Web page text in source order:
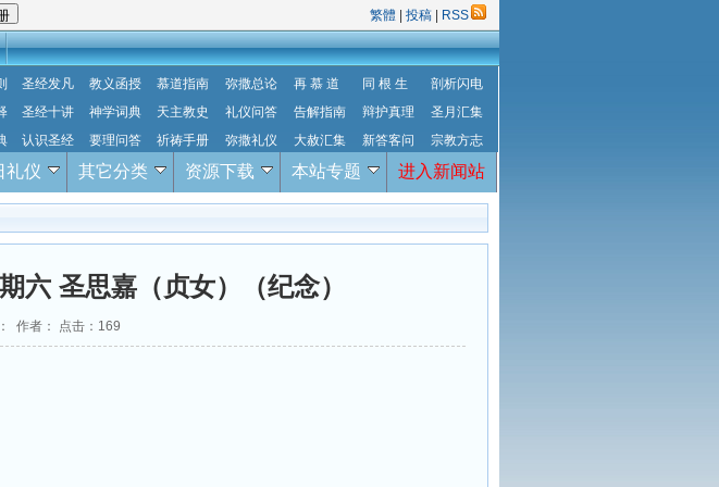
繁體 投稿 RSS
圣经发凡 教义函授 慕道指南 弥撒总论 再 慕 道 同 根 生
剖析闪电
圣经十讲 神学词典 天主教史 礼仪问答 告解指南 辩护真理
圣月汇集
认识圣经 要理问答 祈祷手册 弥撒礼仪 大赦汇集 新答客问 宗教方志
礼仪 其它分类 资源下载 本站专题 进入新闻站
六 圣思嘉（贞女）（纪念）
作者： 点击： 169